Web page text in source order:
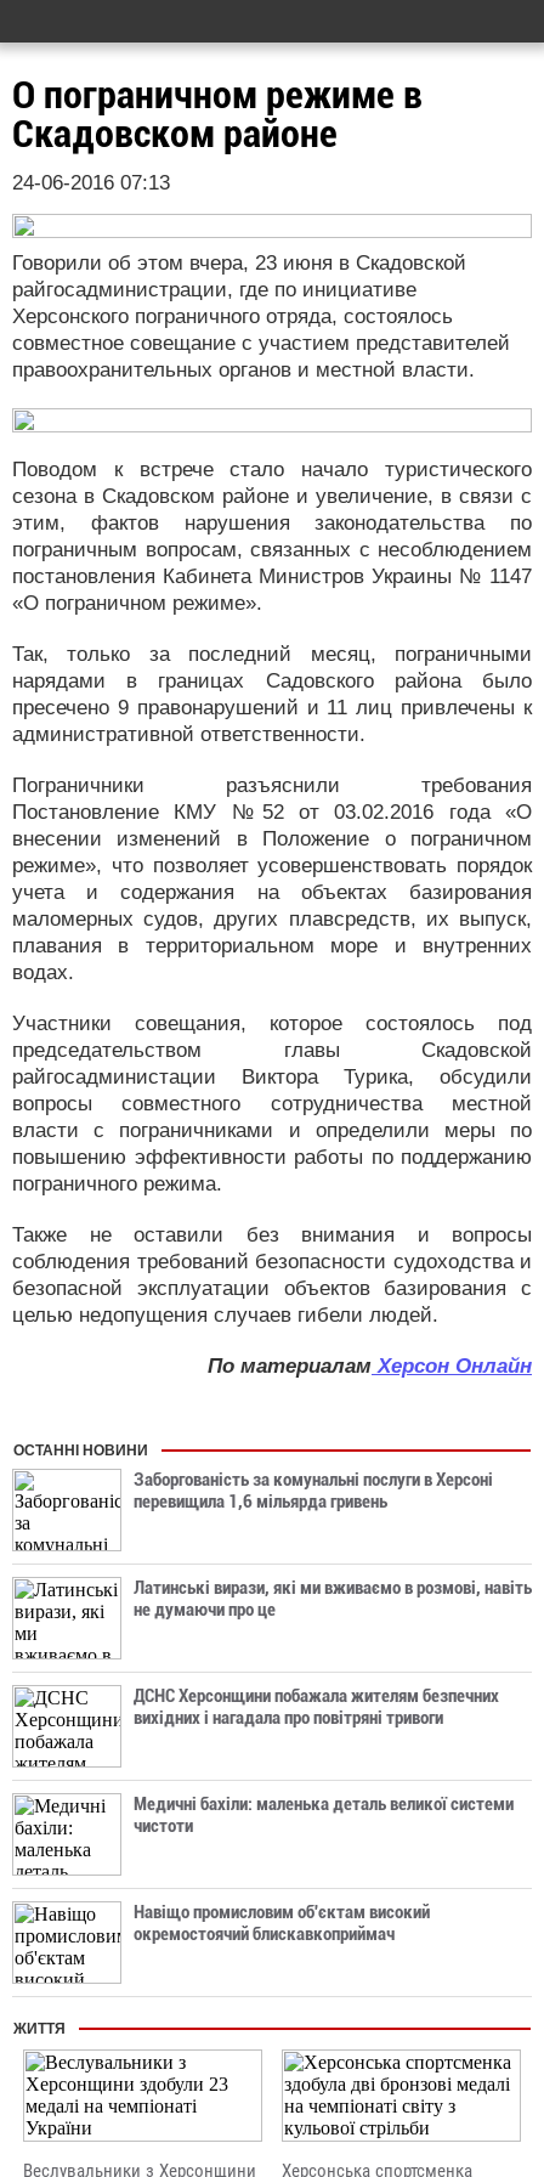
О пограничном режиме в
Скадовском районе
24-06-2016 07:13
Говорили об этом вчера, 23 июня в Скадовской
райгосадминистрации, где по инициативе
Херсонского пограничного отряда, состоялось
совместное совещание с участием представителей
правоохранительных органов и местной власти.
Поводом к встрече стало начало туристического
сезона в Скадовском районе и увеличение, в связи с
этим, фактов нарушения законодательства по
пограничным вопросам, связанных с несоблюдением
постановления Кабинета Министров Украины № 1147
«О пограничном режиме».
Так, только за последний месяц, пограничными
нарядами в границах Садовского района было
пресечено 9 правонарушений и 11 лиц привлечены к
административной ответственности.
Пограничники разъяснили требования
Постановление КМУ №52 от 03.02.2016 года «О
внесении изменений в Положение о пограничном
режиме», что позволяет усовершенствовать порядок
учета и содержания на объектах базирования
маломерных судов, других плавсредств, их выпуск,
плавания в территориальном море и внутренних
водах.
Участники совещания, которое состоялось под
председательством главы Скадовской
райгосадминистации Виктора Турика, обсудили
вопросы совместного сотрудничества местной
власти с пограничниками и определили меры по
повышению эффективности работы по поддержанию
пограничного режима.
Также не оставили без внимания и вопросы
соблюдения требований безопасности судоходства и
безопасной эксплуатации объектов базирования с
целью недопущения случаев гибели людей.
По материалам Херсон Онлайн
ОСТАННІ НОВИНИ
Заборгованість за комунальні послуги в Херсоні
перевищила 1,6 мільярда гривень
Латинські вирази, які ми вживаємо в розмові, навіть
не думаючи про це
ДСНС Херсонщини побажала жителям безпечних
вихідних і нагадала про повітряні тривоги
Медичні бахіли: маленька деталь великої системи
чистоти
Навіщо промисловим об'єктам високий
окремостоячий блискавкоприймач
ЖИТТЯ
Веслувальники з Херсонщини Херсонська спортсменка